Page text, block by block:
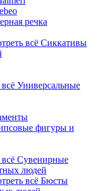
речка
всё Сиккативы
Универсальные
фигуры и
Сувенирные
людей
всё Бюсты